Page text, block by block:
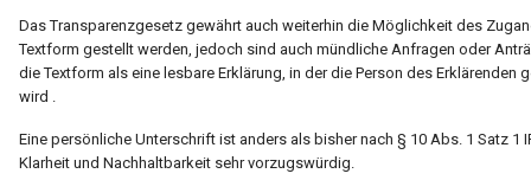
Das Transparenzgesetz gewährt auch weiterhin die Möglichkeit des
Textform gestellt werden, jedoch sind auch mündliche Anfragen oder
die Textform als eine lesbare Erklärung, in der die Person des
wird .
Eine persönliche Unterschrift ist anders als bisher nach § 10 Abs. 1 Satz 1
Klarheit und Nachhaltbarkeit sehr vorzugswürdig.